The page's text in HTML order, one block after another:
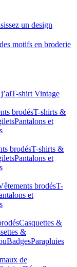
un design
motifs en broderie
T-shirt Vintage
brodésT-shirts &
Pantalons et
brodésT-shirts &
Pantalons et
brodésT-
et
Casquettes &
&
BadgesParapluies
de